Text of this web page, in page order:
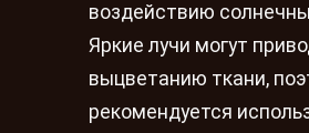
воздействию
Яркие лучи могут
выцветанию ткани,
рекомендуется